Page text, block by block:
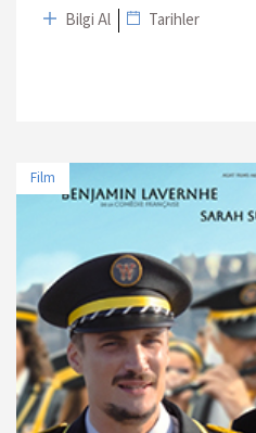
Bilgi Al Tarihler
Film
12 Nisan 2025 - 11:00
14 Nisan 2025 - 13:30